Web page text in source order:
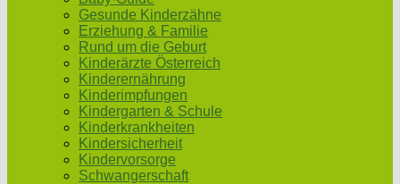
Gesunde Kinderzähne
Erziehung & Familie
Rund um die Geburt
Kinderärzte Österreich
Kinderernährung
Kinderimpfungen
Kindergarten & Schule
Kinderkrankheiten
Kindersicherheit
Kindervorsorge
Schwangerschaft